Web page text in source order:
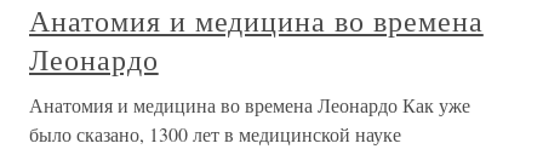
Анатомия и медицина во времена
Леонардо
Анатомия и медицина во времена Леонардо Как уже
было сказано, 1300 лет в медицинской науке